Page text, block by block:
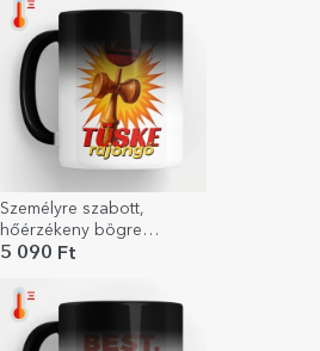
Személyre szabott,
hőérzékeny bögre
szöveggel - Spike rajongó
5 090 Ft